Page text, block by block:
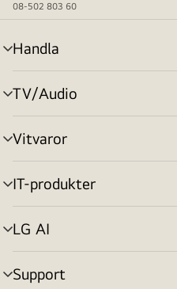
08-502 803 60
Handla
menyväxling
TV/Audio
menyväxling
Vitvaror
menyväxling
IT-produkter
menyväxling
LG AI
menyväxling
Support
menyväxling